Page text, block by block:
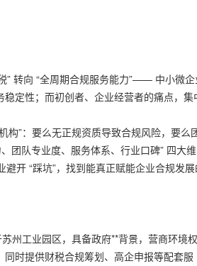
” 转向 “全周期合规服务能力”—— 中小微企
定性；而初创者、企业经营者的痛点，集
构”：要么无正规资质导致合规风险，要么
团队专业度、服务体系、行业口碑” 四大维
开 “踩坑”，找到能真正赋能企业合规发展
州工业园区，具备政府**背景，营商环境
时提供财税合规筹划、高企申报等配套服